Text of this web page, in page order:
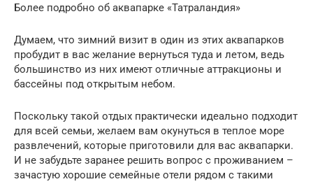
Более подробно об аквапарке «Татраландия»
Думаем, что зимний визит в один из этих аквапарков
пробудит в вас желание вернуться туда и летом, ведь
большинство из них имеют отличные аттракционы и
бассейны под открытым небом.
Поскольку такой отдых практически идеально подходит
для всей семьи, желаем вам окунуться в теплое море
развлечений, которые приготовили для вас аквапарки.
И не забудьте заранее решить вопрос с проживанием –
зачастую хорошие семейные отели рядом с такими